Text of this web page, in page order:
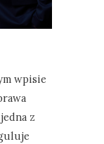
wpisie
z